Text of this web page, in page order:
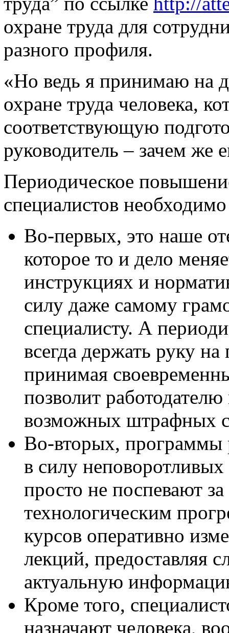
охране труда для
разного профиля.
«Но ведь я принимаю на
охране труда человека,
соответствующую
руководитель – зачем же
Периодическое
специалистов
Во-первых, это наше
которое то и дело
инструкциях и
силу даже самому
специалисту. А
всегда держать руку
принимая
позволит
возможных штрафных
Во-вторых, программы
в силу
просто не поспевают
технологическим
курсов оперативно
лекций, предоставляя
актуальную
Кроме того,
назначают человека,